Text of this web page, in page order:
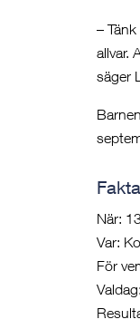
–
allvar.
säger
När:
Var:
För